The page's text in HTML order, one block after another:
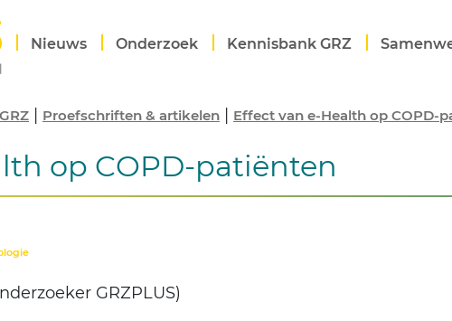
Nieuws Onderzoek Kennisbank GRZ
Proefschriften & artikelen Effect van e-Health op COPD-
op COPD-patiënten
GRZPLUS)